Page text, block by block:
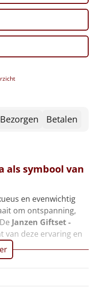
Bezorgen Betalen
als symbool van
en evenwichtig
om ontspanning,
Janzen Giftset -
deze ervaring en